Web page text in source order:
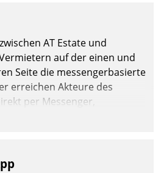
AT Estate und
auf der einen und
Seite die messengerbasierte
erreichen Akteure des
per Messenger,
empfangen oder